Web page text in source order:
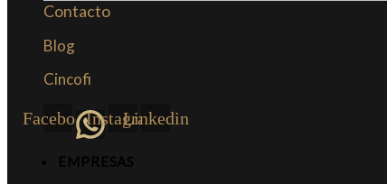
Contacto
Blog
Cincofi
FacebookInstagram
Linkedin